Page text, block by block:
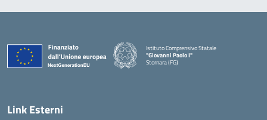
Istituto Comprensivo Statale
"Giovanni Paolo I"
Stornara (FG)
Link Esterni